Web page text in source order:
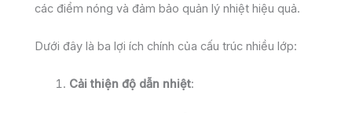
các điểm nóng và đảm bảo quản lý nhiệt hiệu quả.
Dưới đây là ba lợi ích chính của cấu trúc nhiều lớp:
Cải thiện độ dẫn nhiệt: